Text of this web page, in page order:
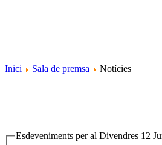
Inici Sala de premsa
Notícies
Esdeveniments per al Divendres 12